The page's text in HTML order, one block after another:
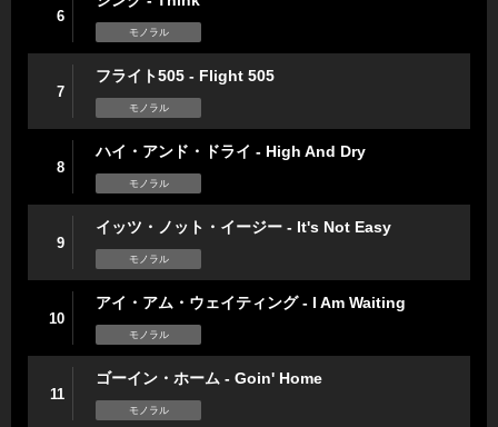
6
モノラル
7
フライト505 - Flight 505
モノラル
8
ハイ・アンド・ドライ - High And Dry
モノラル
9
イッツ・ノット・イージー - It's Not Easy
モノラル
10
アイ・アム・ウェイティング - I Am Waiting
モノラル
11
ゴーイン・ホーム - Goin' Home
モノラル